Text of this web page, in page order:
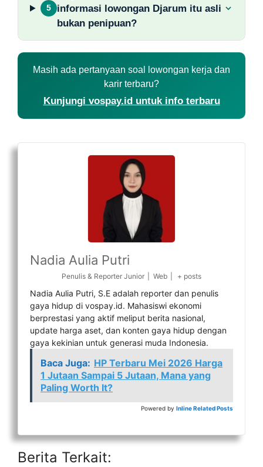
5
informasi lowongan Djarum itu asli
bukan penipuan?
Masih ada pertanyaan soal lowongan kerja dan
karir terbaru?
Kunjungi vospay.id untuk info terbaru
Nadia Aulia Putri
Penulis & Reporter Junior Web + posts
Nadia Aulia Putri, S.E adalah reporter dan penulis
gaya hidup di vospay.id. Mahasiswi ekonomi
berprestasi yang aktif meliput berita nasional,
update harga aset, dan konten gaya hidup dengan
gaya kekinian untuk generasi muda Indonesia.
Baca Juga: HP Terbaru Mei 2026 Harga
1 Jutaan Sampai 5 Jutaan, Mana yang
Paling Worth It?
Powered by Inline Related Posts
Berita Terkait: